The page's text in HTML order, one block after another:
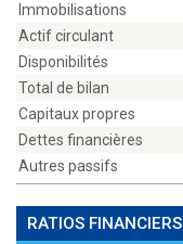
Immobilisations
Actif circulant
Disponibilités
Total de bilan
Capitaux propres
Dettes financières
Autres passifs
RATIOS FINANCIERS